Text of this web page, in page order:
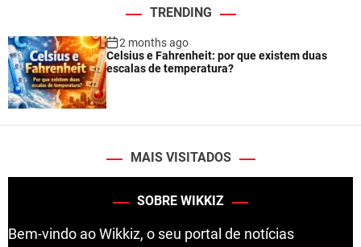
TRENDING
2 months ago
Celsius e Fahrenheit: por que existem duas
escalas de temperatura?
MAIS VISITADOS
SOBRE WIKKIZ
Bem-vindo ao Wikkiz, o seu portal de notícias